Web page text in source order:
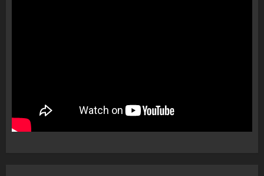
1
tentuan t’i fusin në Shqipëri të
padeklaruara
AUGUST 8, 2026